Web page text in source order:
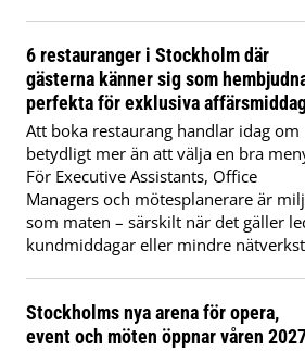
6 restauranger i Stockholm där
gästerna känner sig som
perfekta för exklusiva
Att boka restaurang handlar idag om
betydligt mer än att välja en bra
För Executive Assistants, Office
Managers och mötesplanerare är
som maten – särskilt när det gäller
kundmiddagar eller mindre
Stockholms nya arena för opera,
event och möten öppnar våren